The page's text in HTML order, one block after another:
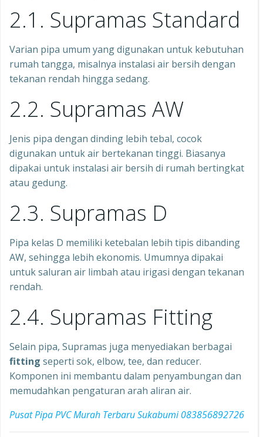
2.1. Supramas Standard
Varian pipa umum yang digunakan untuk kebutuhan
rumah tangga, misalnya instalasi air bersih dengan
tekanan rendah hingga sedang.
2.2. Supramas AW
Jenis pipa dengan dinding lebih tebal, cocok
digunakan untuk air bertekanan tinggi. Biasanya
dipakai untuk instalasi air bersih di rumah bertingkat
atau gedung.
2.3. Supramas D
Pipa kelas D memiliki ketebalan lebih tipis dibanding
AW, sehingga lebih ekonomis. Umumnya dipakai
untuk saluran air limbah atau irigasi dengan tekanan
rendah.
2.4. Supramas Fitting
Selain pipa, Supramas juga menyediakan berbagai
fitting seperti sok, elbow, tee, dan reducer.
Komponen ini membantu dalam penyambungan dan
memudahkan pengaturan arah aliran air.
Pusat Pipa PVC Murah Terbaru Sukabumi 083856892726